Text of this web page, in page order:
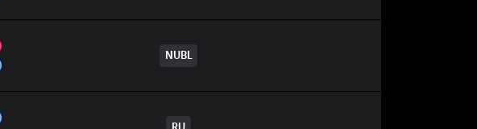
Psy
Vol
NUBL
Vol